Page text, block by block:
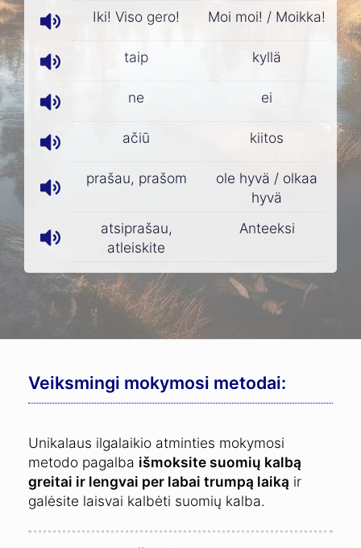
Iki! Viso gero! Moi moi! / Moikka!
taip kyllä
ne ei
ačiū kiitos
prašau, prašom
ole hyvä / olkaa
hyvä
atsiprašau,
atleiskite
Anteeksi
Veiksmingi mokymosi metodai:
Unikalaus ilgalaikio atminties mokymosi
metodo pagalba išmoksite suomių kalbą
greitai ir lengvai per labai trumpą laiką ir
galėsite laisvai kalbėti suomių kalba.